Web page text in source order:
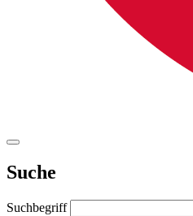
Suche
Suchbegriff